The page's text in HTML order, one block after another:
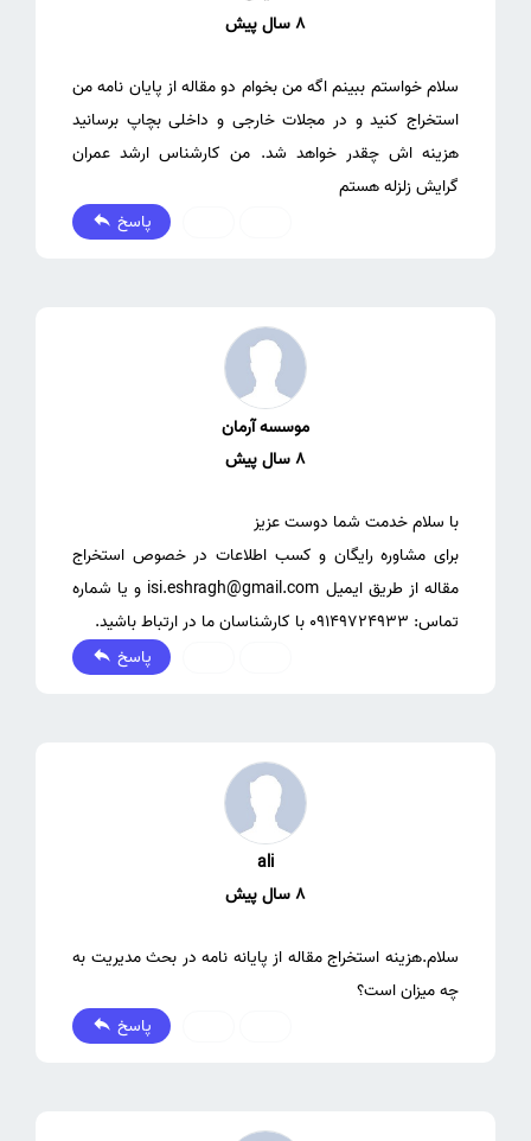
8 سال پیش
سلام خواستم ببینم اگه من بخوام دو مقاله از پایان نامه من
استخراج کنید و در مجلات خارجی و داخلی بچاپ برسانید
هزینه اش چقدر خواهد شد. من کارشناس ارشد عمران
گرایش زلزله هستم
پاسخ
موسسه آرمان
8 سال پیش
برای مشاوره رایگان و کسب اطلاعات در خصوص استخراج
مقاله از طریق ایمیل isi.eshragh@gmail.com و یا شماره
تماس: 09149724933 با کارشناسان ما در ارتباط باشید.
پاسخ
ali
8 سال پیش
سلام.هزینه استخراج مقاله از پایانه نامه در بحث مدیریت به
چه میزان است؟
پاسخ